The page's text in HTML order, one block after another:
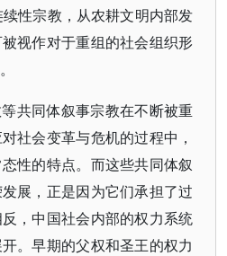
性宗教，从农耕文明内部发
视作对于重组的社会组织形
共同体叙事宗教在不断被重
社会变革与危机的过程中，
性的特点。而这些共同体叙
展，正是因为它们承担了过
，中国社会内部的权力系统
。早期的父权和圣王的权力